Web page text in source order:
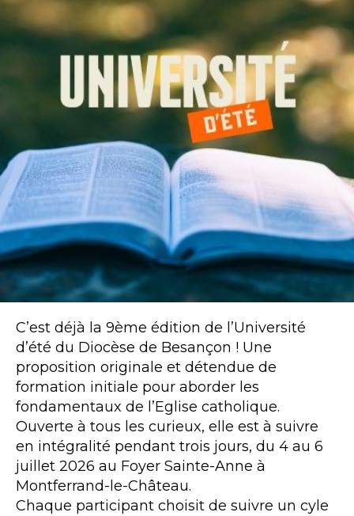
C’est déjà la 9ème édition de l’Université
d’été du Diocèse de Besançon ! Une
proposition originale et détendue de
formation initiale pour aborder les
fondamentaux de l’Eglise catholique.
Ouverte à tous les curieux, elle est à suivre
en intégralité pendant trois jours, du 4 au 6
juillet 2026 au Foyer Sainte-Anne à
Montferrand-le-Château.
Chaque participant choisit de suivre un cyle